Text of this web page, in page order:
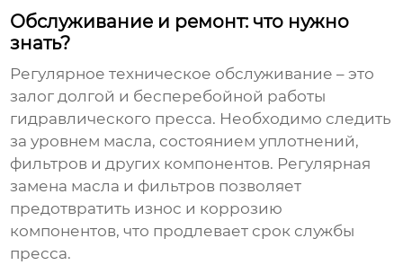
Обслуживание и ремонт: что нужно
знать?
Регулярное техническое обслуживание – это
залог долгой и бесперебойной работы
гидравлического пресса. Необходимо следить
за уровнем масла, состоянием уплотнений,
фильтров и других компонентов. Регулярная
замена масла и фильтров позволяет
предотвратить износ и коррозию
компонентов, что продлевает срок службы
пресса.